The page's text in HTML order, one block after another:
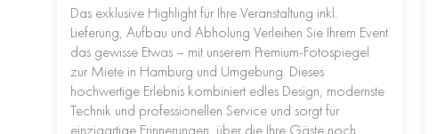
Das exklusive Highlight für Ihre Veranstaltung inkl.
Lieferung, Aufbau und Abholung Verleihen Sie Ihrem Event
das gewisse Etwas – mit unserem Premium-Fotospiegel
zur Miete in Hamburg und Umgebung. Dieses
hochwertige Erlebnis kombiniert edles Design, modernste
Technik und professionellen Service und sorgt für
einzigartige Erinnerungen, über die Ihre Gäste noch